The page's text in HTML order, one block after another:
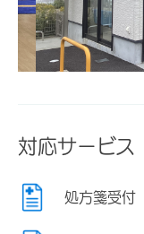
対応サービス
処方箋受付